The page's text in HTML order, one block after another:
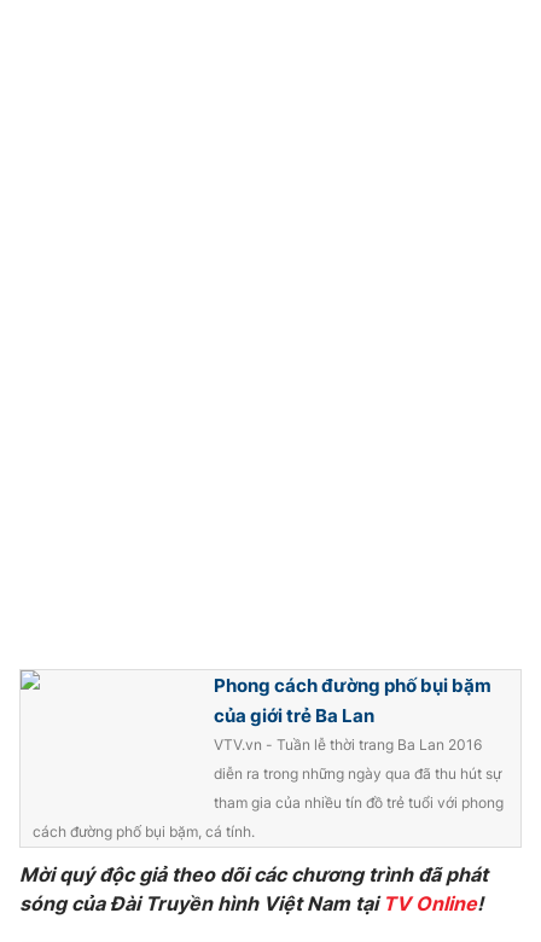
Phong cách đường phố bụi bặm
của giới trẻ Ba Lan
VTV.vn - Tuần lễ thời trang Ba Lan 2016
diễn ra trong những ngày qua đã thu hút sự
tham gia của nhiều tín đồ trẻ tuổi với phong
cách đường phố bụi bặm, cá tính.
Mời quý độc giả theo dõi các chương trình đã phát
sóng của Đài Truyền hình Việt Nam tại TV Online!